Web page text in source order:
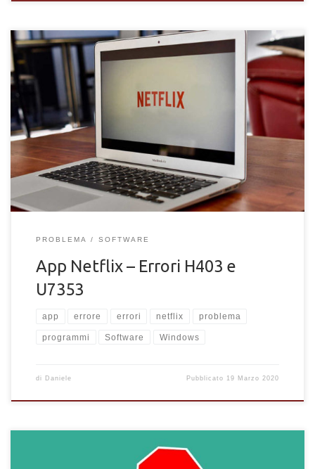
Errori dell'app di Netflix. Come risolvere l'errore H403 e
U7353. Soluzioni agli errori più comuni dell'ap di Netflix per
computer
PROBLEMA SOFTWARE
App Netflix – Errori H403 e
U7353
app errore errori netflix problema
programmi Software Windows
di Daniele Pubblicato 19 Marzo 2020